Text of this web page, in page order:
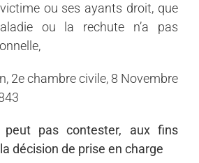
ou ses ayants droit, que
ou la rechute n’a pas
2e chambre civile, 8 Novembre
peut pas contester, aux fins
décision de prise en charge